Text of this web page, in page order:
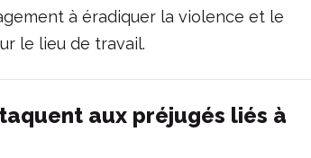
à éradiquer la violence et le
le lieu de travail.
aux préjugés liés à